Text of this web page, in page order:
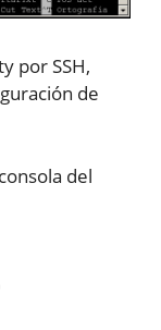
por SSH,
de
del